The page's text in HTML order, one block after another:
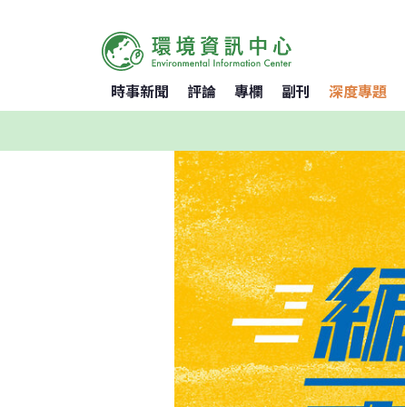
時事新聞 評論 專欄 副刊 深度專題